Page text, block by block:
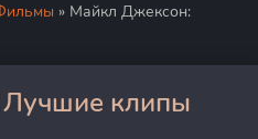
» Майкл Джексон:
клипы